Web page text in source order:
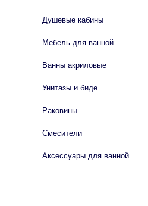
Душевые кабины
Мебель для ванной
Ванны акриловые
Унитазы и биде
Раковины
Смесители
Аксессуары для ванной